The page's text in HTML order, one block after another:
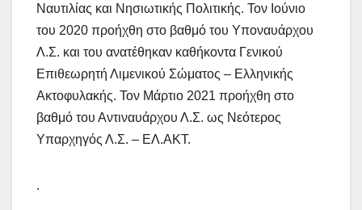
Ναυτιλίας και Νησιωτικής Πολιτικής. Τον Ιούνιο
του 2020 προήχθη στο βαθμό του Υποναυάρχου
Λ.Σ. και του ανατέθηκαν καθήκοντα Γενικού
Επιθεωρητή Λιμενικού Σώματος – Ελληνικής
Ακτοφυλακής. Τον Μάρτιο 2021 προήχθη στο
βαθμό του Αντιναυάρχου Λ.Σ. ως Νεότερος
Υπαρχηγός Λ.Σ. – ΕΛ.ΑΚΤ.
.